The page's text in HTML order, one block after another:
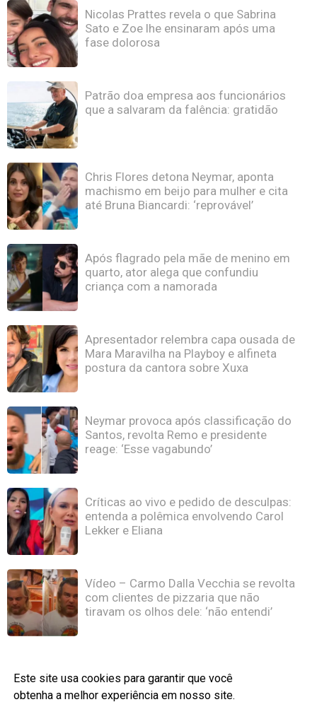
Este site usa cookies para garantir que você
obtenha a melhor experiência em nosso site.
Nicolas Prattes revela o que Sabrina
Sato e Zoe lhe ensinaram após uma
fase dolorosa
Patrão doa empresa aos funcionários
que a salvaram da falência: gratidão
Chris Flores detona Neymar, aponta
machismo em beijo para mulher e cita
até Bruna Biancardi: ‘reprovável’
Após flagrado pela mãe de menino em
quarto, ator alega que confundiu
criança com a namorada
Apresentador relembra capa ousada de
Mara Maravilha na Playboy e alfineta
postura da cantora sobre Xuxa
Neymar provoca após classificação do
Santos, revolta Remo e presidente
reage: ‘Esse vagabundo’
Críticas ao vivo e pedido de desculpas:
entenda a polêmica envolvendo Carol
Lekker e Eliana
Vídeo – Carmo Dalla Vecchia se revolta
com clientes de pizzaria que não
tiravam os olhos dele: ‘não entendi’